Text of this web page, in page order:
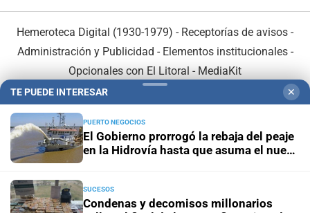
Hemeroteca Digital (1930-1979) - Receptorías de avisos -
Administración y Publicidad - Elementos institucionales-
Opcionales con El Litoral - MediaKit
En Asociación con:
TE PUEDE INTERESAR ✕
PUERTO NEGOCIOS
El Gobierno prorrogó la rebaja del peaje
en la Hidrovía hasta que asuma el nuevo
SUCESOS
Condenas y decomisos millonarios